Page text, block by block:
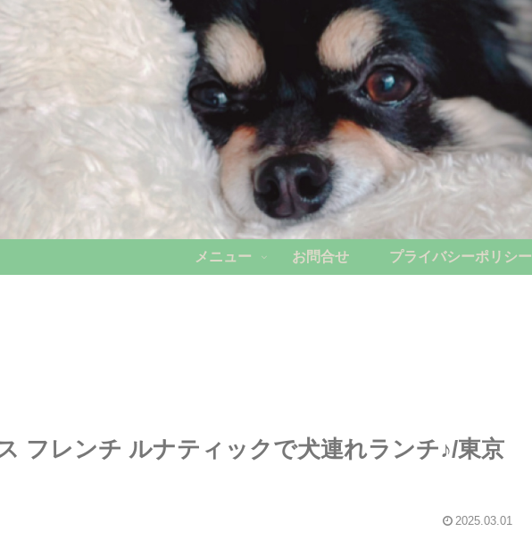
メニュー お問合せ プライバシーポリシー
フレンチ ルナティックで犬連れランチ♪/東京
2025.03.01